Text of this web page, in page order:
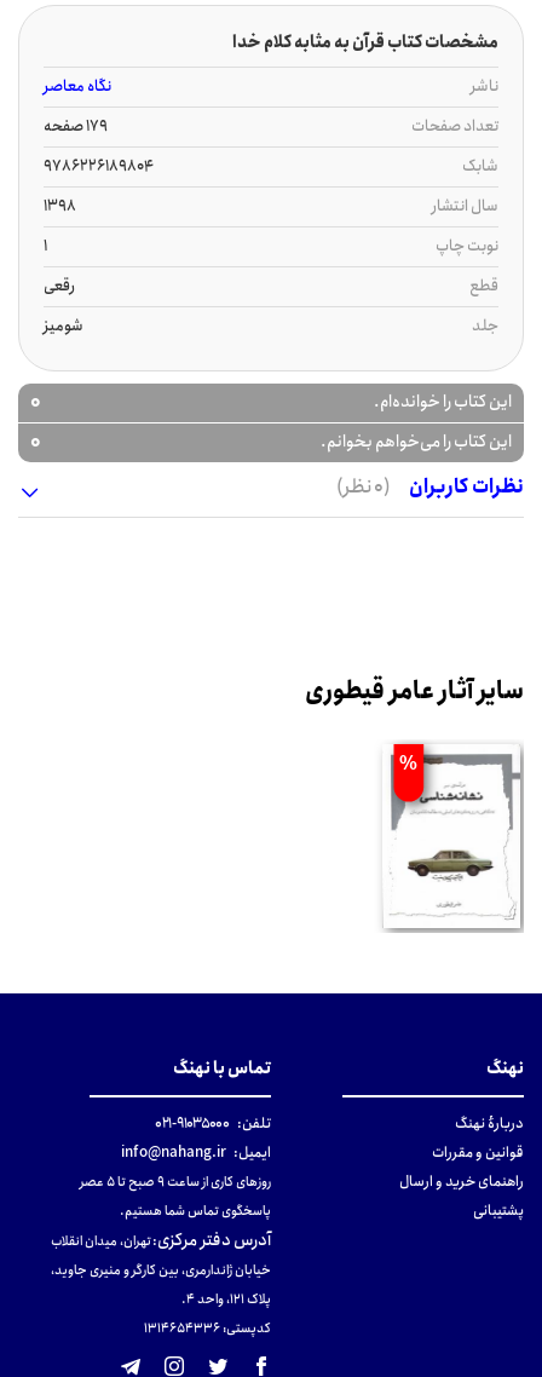
مشخصات کتاب قرآن به مثابه کلام خدا
ناشر
نگاه معاصر
تعداد صفحات
179 صفحه
شابک
9786226189804
سال انتشار
1398
نوبت چاپ
1
قطع
رقعی
جلد
شومیز
این کتاب را خوانده‌ام. 0
این کتاب را می‌خواهم بخوانم.
0
نظرات کاربران
(0 نظر)
سایر آثار عامر قیطوری
%
نهنگ
دربارهٔ نهنگ
قوانین و مقررات
راهنمای خرید و ارسال
پشتیبانی
تماس با نهنگ
تلفن: ۹۱۰۳۵۰۰۰-۰۲۱
ایمیل: info@nahang.ir
روزهای کاری از ساعت ۹ صبح تا ۵ عصر
پاسخگوی تماس شما هستیم.
آدرس دفتر مرکزی:تهران، میدان انقلاب
خیابان ژاندارمری، بین کارگر و منیری جاوید،
پلاک 121، واحد ۴.
کدپستی: 131465433۶